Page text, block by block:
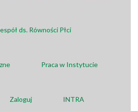
ds. Równości Płci
Praca w Instytucie
Zaloguj INTRA